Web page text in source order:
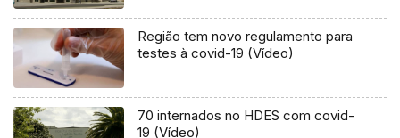
Região tem novo regulamento para
testes à covid-19 (Vídeo)
70 internados no HDES com covid-
19 (Vídeo)